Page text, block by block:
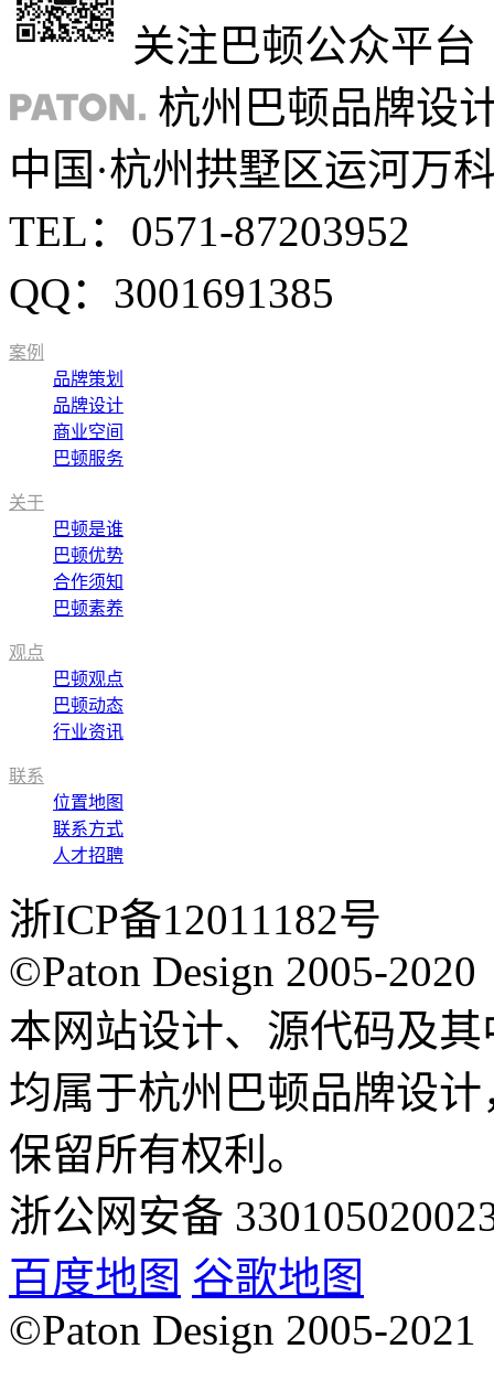
关注巴顿公众平台
杭州巴顿品牌设
中国·杭州拱墅区运河万
TEL：0571-87203952
QQ：3001691385
案例
品牌策划
品牌设计
商业空间
巴顿服务
关于
巴顿是谁
巴顿优势
合作须知
巴顿素养
观点
巴顿观点
巴顿动态
行业资讯
联系
位置地图
联系方式
人才招聘
浙ICP备12011182号
©Paton Design 2005-2020
本网站设计、源代码及
均属于杭州巴顿品牌设计
保留所有权利。
浙公网安备
百度地图 谷歌地图
©Paton Design 2005-2021